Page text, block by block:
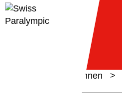
Athlet*innen >